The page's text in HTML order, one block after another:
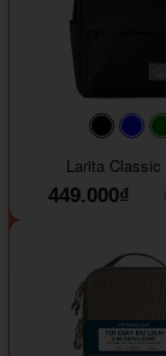
#faf0e6
Larita
449.000₫